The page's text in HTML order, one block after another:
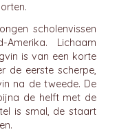
scholenvissen
Lichaam
is van een korte
de eerste scherpe,
na de tweede. De
de helft met de
is smal, de staart